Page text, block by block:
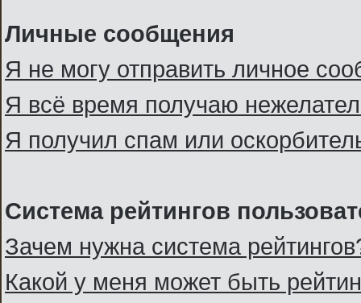
Личные сообщения
Я не могу отправить личное
Я всё время получаю
Я получил спам или
Система рейтингов
Зачем нужна система
Какой у меня может быть